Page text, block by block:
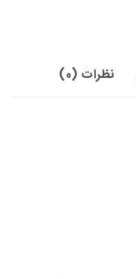
نظرات (0)